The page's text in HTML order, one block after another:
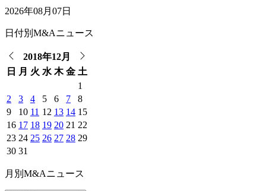
2026年08月07日
日付別M&Aニュース
2018年12月
日
月 火 水 木 金 土
1
2
3 4 5 6 7
8
9
10 11 12 13 14 15
16 17 18 19 20 21 22
23 24 25 26 27 28 29
30 31
月別M&Aニュース